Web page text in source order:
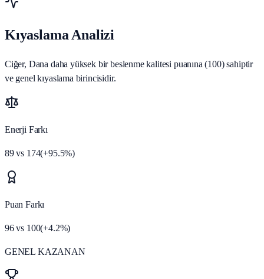
Kıyaslama Analizi
Ciğer, Dana daha yüksek bir beslenme kalitesi puanına (100) sahiptir
ve genel kıyaslama birincisidir.
Enerji Farkı
89vs 174(+95.5%)
Puan Farkı
96vs 100(+4.2%)
GENEL KAZANAN